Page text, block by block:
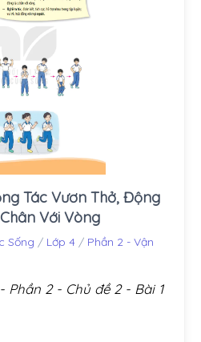
Tác Vươn Thở, Động
Với Vòng
Sống / Lớp 4 / Phần 2 - Vận
Phần 2 - Chủ đề 2 - Bài 1